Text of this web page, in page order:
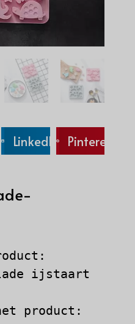
LinkedIn Pinterest
ijstaart
product: